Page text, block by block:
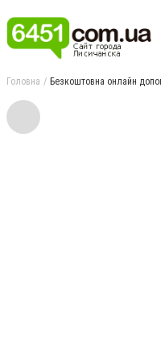
Головна Безкоштовна онлайн